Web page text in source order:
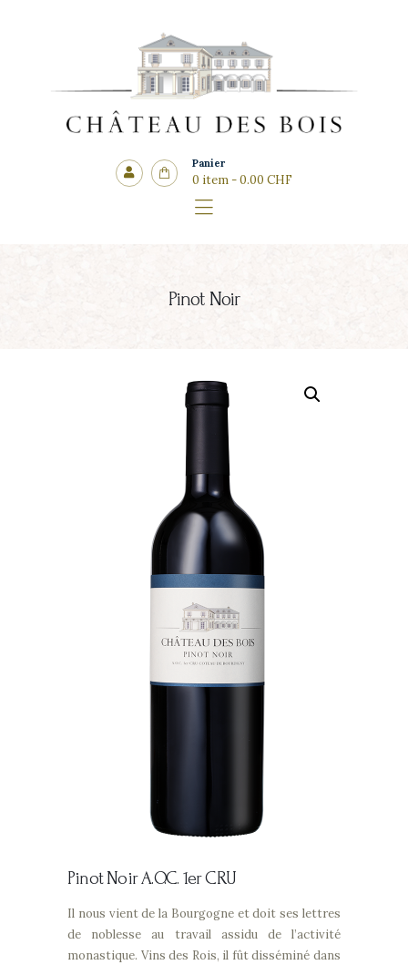
Panier
0 item-0.00 CHF
Pinot Noir
CHÂTEAU DES BOIS
Pinot NoirA.O.C. 1er CRU
Il nous vient de la Bourgogne et doit ses lettres
de noblesse au travail assidu de l’activité
monastique. Vins des Rois, il fût disséminé dans